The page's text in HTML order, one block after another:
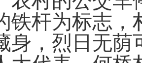
铁杆为标志，
身，烈日无荫